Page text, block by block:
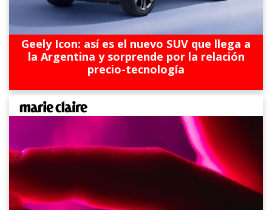
Geely Icon: así es el nuevo SUV que llega a
la Argentina y sorprende por la relación
precio-tecnología